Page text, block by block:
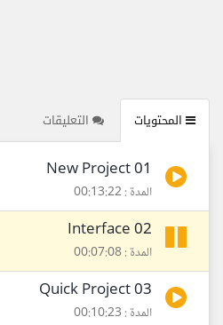
المحتويات التعليقات
01 New Project
المدة : 00:13:22
02 Interface
المدة : 00:07:08
03 Quick Project
المدة : 00:10:23